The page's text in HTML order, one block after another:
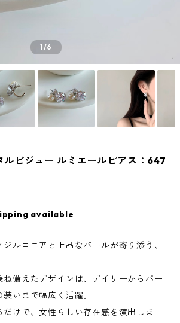
1/6
ルビジュー ルミエールピアス：647
available
ルコニアと上品なパールが寄り添う、
ね備えたデザインは、デイリーからパー
いまで幅広く活躍。
けで、女性らしい存在感を演出しま